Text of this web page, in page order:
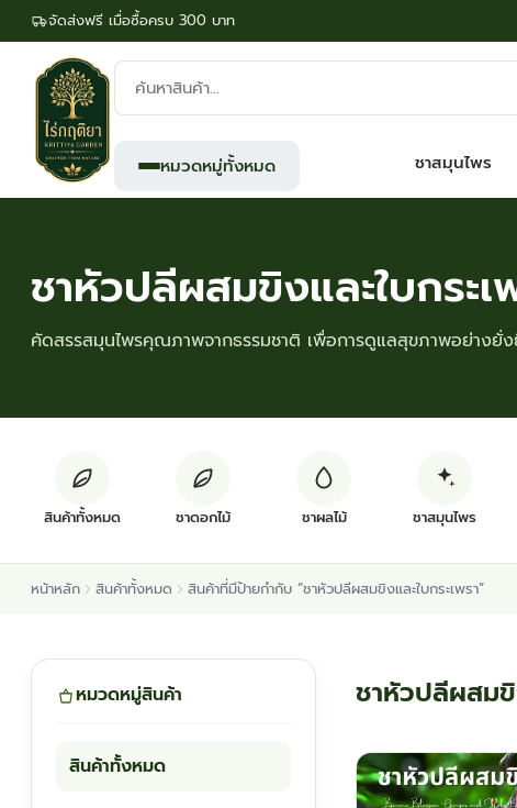
จัดส่งฟรี เมื่อซื้อครบ 300 บาท
ค้นหา
สินค้า:
หมวดหมู่ทั้งหมด ชาสมุนไพร
ชาหัวปลีผสมขิงและใบกระเ
คัดสรรสมุนไพรคุณภาพจากธรรมชาติ เพื่อการดูแลสุขภาพอย่างยั่
สินค้าทั้งหมด ชาดอกไม้ ชาผลไม้ ชาสมุนไพร
หน้าหลัก สินค้าทั้งหมด สินค้าที่มีป้ายกำกับ “ชาหัวปลีผสมขิงและใบกระเพรา”
หมวดหมู่สินค้า
สินค้าทั้งหมด
ชาหัวปลีผสมขิ